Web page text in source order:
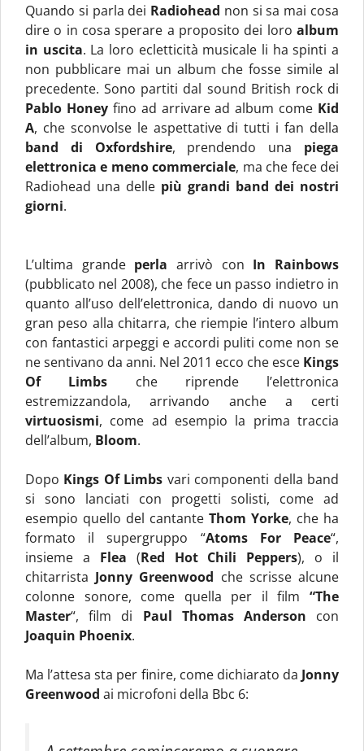
Quando si parla dei Radiohead non si sa mai cosa
dire o in cosa sperare a proposito dei loro album
in uscita. La loro ecletticità musicale li ha spinti a
non pubblicare mai un album che fosse simile al
precedente. Sono partiti dal sound British rock di
Pablo Honeyfino ad arrivare ad album come Kid
A, che sconvolse le aspettative di tutti i fan della
band di Oxfordshire, prendendo una piega
elettronica e meno commerciale, ma che fece dei
Radiohead una delle più grandi band dei nostri
giorni.
L’ultima grande perla arrivò con In Rainbows
(pubblicato nel 2008), che fece un passo indietro in
quanto all’uso dell’elettronica, dando di nuovo un
gran peso alla chitarra, che riempie l’intero album
con fantastici arpeggi e accordi puliti come non se
ne sentivano da anni. Nel 2011 ecco che esce Kings
Of Limbs che riprende l’elettronica
estremizzandola, arrivando anche a certi
virtuosismi, come ad esempio la prima traccia
dell’album, Bloom.
Dopo Kings Of Limbs vari componenti della band
si sono lanciati con progetti solisti, come ad
esempio quello del cantante Thom Yorke, che ha
formato il supergruppo “Atoms For Peace“,
insieme a Flea (Red Hot Chili Peppers), o il
chitarrista Jonny Greenwood che scrisse alcune
colonne sonore, come quella per il film “The
Master“, film di Paul Thomas Anderson con
Joaquin Phoenix.
Ma l’attesa sta per finire, come dichiarato da Jonny
Greenwood ai microfoni della Bbc 6: